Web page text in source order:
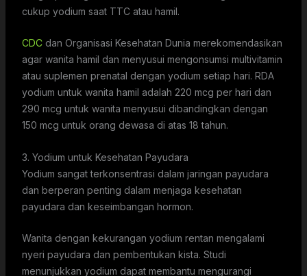
cukup yodium saat TTC atau hamil.
CDCdan Organisasi Kesehatan Dunia merekomendasikan
agar wanita hamil dan menyusui mengonsumsi multivitamin
atau suplemen prenatal dengan yodium setiap hari. RDA
yodium untuk wanita hamil adalah 220 mcg per hari dan
290 mcg untuk wanita menyusui dibandingkan dengan
150 mcg untuk orang dewasa di atas 18 tahun.
3. Yodium untuk Kesehatan Payudara
Yodium sangat terkonsentrasi dalam jaringan payudara
dan berperan penting dalam menjaga kesehatan
payudara dan keseimbangan hormon.
Wanita dengan kekurangan yodium rentan mengalami
nyeri payudara dan pembentukan kista. Studi
menunjukkan yodium dapat membantu mengurangi